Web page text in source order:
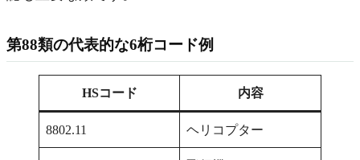
第88類の代表的な6桁コード例
HSコード 内容
8802.11 ヘリコプター